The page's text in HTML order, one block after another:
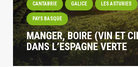
CANTABRIE GALICE LES ASTURIES
PAYS BASQUE
MANGER, BOIRE (VIN ET
DANS L’ESPAGNE VERTE